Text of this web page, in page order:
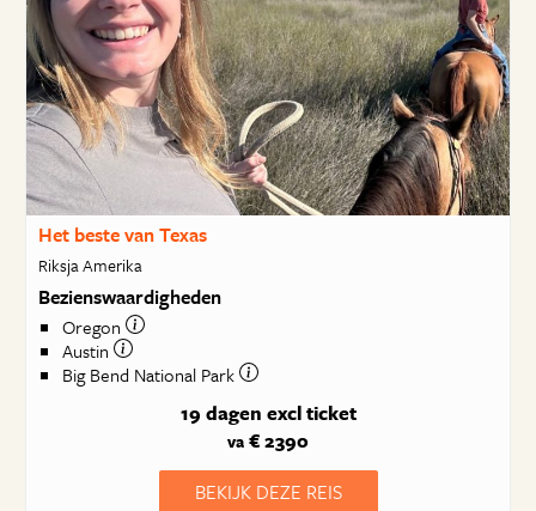
Het beste van Texas
Riksja Amerika
Bezienswaardigheden
Oregon
Austin
Big Bend National Park
19 dagen excl ticket
va € 2390
BEKIJK DEZE REIS